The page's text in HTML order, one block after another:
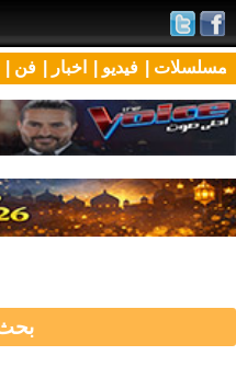
مسلسلات | فيديو | اخبار | فن |